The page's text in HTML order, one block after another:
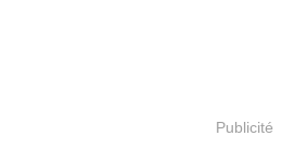
Publicité